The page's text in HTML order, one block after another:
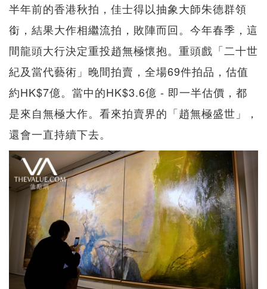
半年前的香港秋拍，佳士得以抽象大師朱德群領
銜，結果大作相繼流拍，敗陣而回。今年春季，這
間龍頭大行決定重投趙無極懷抱。重頭戲「二十世
紀及當代藝術」晚間拍賣，全場69件拍品，估值
約HK$7億。當中的HK$3.6億 - 即一半估價，都
是來自無極大作。看來拍賣界的「趙無極盛世」，
還會一直持續下去。